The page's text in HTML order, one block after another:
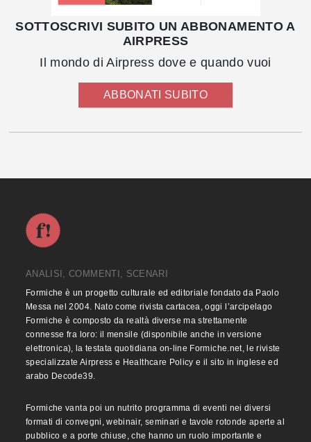
SOTTOSCRIVI SUBITO UN ABBONAMENTO A
AIRPRESS
Il mondo di Airpress dove e quando vuoi
ABBONATI SUBITO
ANALISI, COMMENTI, SCENARI
Formiche è un progetto culturale ed editoriale fondato da Paolo
Messa nel 2004. Nato come rivista cartacea, oggi l’arcipelago
Formiche è composto da realtà diverse ma strettamente
connesse fra loro: il mensile (disponibile anche in versione
elettronica), la testata quotidiana on-line Formiche.net, le riviste
specializzate Airpress e Healthcare Policy e il sito in inglese ed
arabo Decode39.
Formiche vanta poi un nutrito programma di eventi nei diversi
formati di convegni, webinair, seminari e tavole rotonde aperte al
pubblico e a porte chiuse, che hanno un ruolo importante e